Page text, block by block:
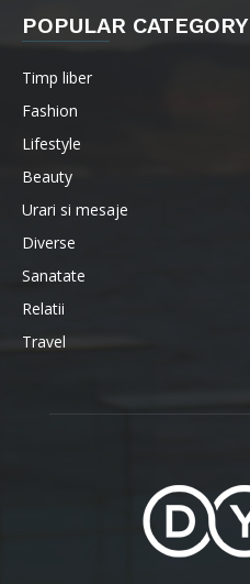
POPULAR CATEGORY
Timp liber
Fashion
Lifestyle
Beauty
Urari si mesaje
Diverse
Sanatate
Relatii
Travel